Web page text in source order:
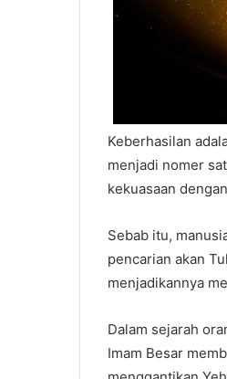
Keberhasilan
menjadi nomer
kekuasaan
Sebab itu,
pencarian akan
menjadikannya
Dalam sejarah
Imam Besar